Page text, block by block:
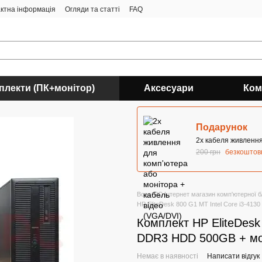
інформація Огляди та статті FAQ
(ПК+монітор) Аксесуари
Подарунок
2х кабеля
200 грн
Boss-PC Інтернет магазин комп'ютерної
HP EliteDesk 800 G1 MT Intel Core i3-
Комплект HP
DDR3 HDD 500GB +
Немає в наявності Написати відгук